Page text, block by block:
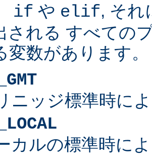
if や elif, それ
される すべての
変数があります。
ニッジ標準時に
カルの標準時に